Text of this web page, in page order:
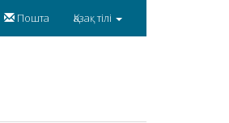
Пошта Қазақ тілі